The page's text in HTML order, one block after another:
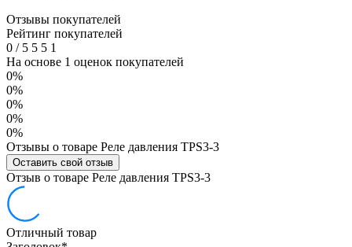
Отзывы покупателей
Рейтинг покупателей
0 /5 5 5 1
На основе 1 оценок покупателей
0%
0%
0%
0%
0%
Отзывы о товаре Реле давления TPS3-3
Оставить свой отзыв
Отзыв о товаре Реле давления TPS3-3
Отличный товар